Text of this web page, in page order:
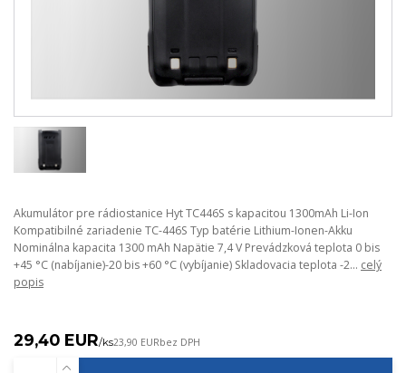
Akumulátor pre rádiostanice Hyt TC446S s kapacitou 1300mAh Li-Ion
Kompatibilné zariadenie TC-446S Typ batérie Lithium-Ionen-Akku
Nominálna kapacita 1300 mAh Napätie 7,4 V Prevádzková teplota 0 bis
+45 °C (nabíjanie)-20 bis +60 °C (vybíjanie) Skladovacia teplota -2... celý
popis
29,40 EUR/ks23,90 EURbez DPH